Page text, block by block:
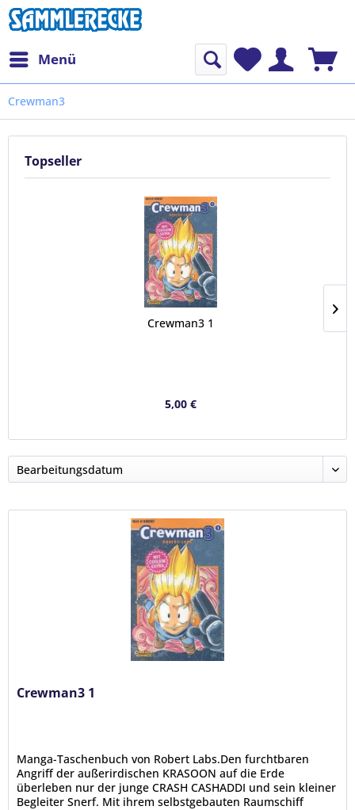
Menü
Crewman3
Topseller
Crewman3 1
5,00 €
Crewman3 1
Manga-Taschenbuch von Robert Labs.Den furchtbaren
Angriff der außerirdischen KRASOON auf die Erde
überleben nur der junge CRASH CASHADDI und sein kleiner
Begleiter Snerf. Mit ihrem selbstgebauten Raumschiff